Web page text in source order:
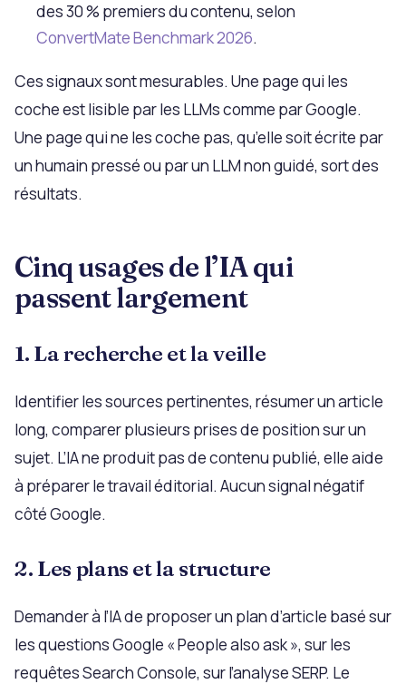
des 30 % premiers du contenu, selon
ConvertMate Benchmark 2026.
Ces signaux sont mesurables. Une page qui les
coche est lisible par les LLMs comme par Google.
Une page qui ne les coche pas, qu’elle soit écrite par
un humain pressé ou par un LLM non guidé, sort des
résultats.
Cinq usages de l’IA qui
passent largement
1. La recherche et la veille
Identifier les sources pertinentes, résumer un article
long, comparer plusieurs prises de position sur un
sujet. L’IA ne produit pas de contenu publié, elle aide
à préparer le travail éditorial. Aucun signal négatif
côté Google.
2. Les plans et la structure
Demander à l’IA de proposer un plan d’article basé sur
les questions Google « People also ask », sur les
requêtes Search Console, sur l’analyse SERP. Le